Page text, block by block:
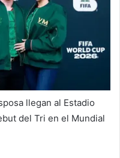
llegan al Estadio
del Tri en el Mundial